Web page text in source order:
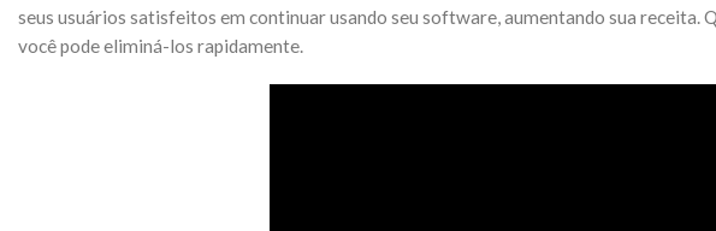
seus usuários satisfeitos em continuar usando seu software, aumentando sua receita.
você pode eliminá-los rapidamente.